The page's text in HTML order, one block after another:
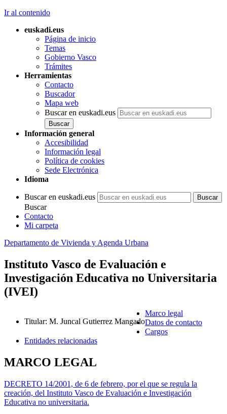
Ir al contenido
euskadi.eus
Página de inicio
Temas
Gobierno Vasco
Trámites
Herramientas
Contacto
Buscador
Mapa web
Buscar en euskadi.eus
Información general
Accesibilidad
Información legal
Política de cookies
Sede Electrónica
Idioma
Buscar en euskadi.eus
Buscar
Contacto
Mi carpeta
Departamento de Vivienda y Agenda Urbana
Instituto Vasco de Evaluación e
Investigación Educativa no Universitaria
(IVEI)
Titular: M. Juncal Gutierrez Mangado
Marco legal
Datos de contacto
Cargos
Entidades relacionadas
MARCO LEGAL
DECRETO 14/2001, de 6 de febrero, por el que se regula la
creación, del Instituto Vasco de Evaluación e Investigación
Educativa no universitaria.